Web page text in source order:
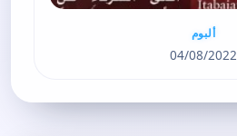
ألبوم
04/08/2022